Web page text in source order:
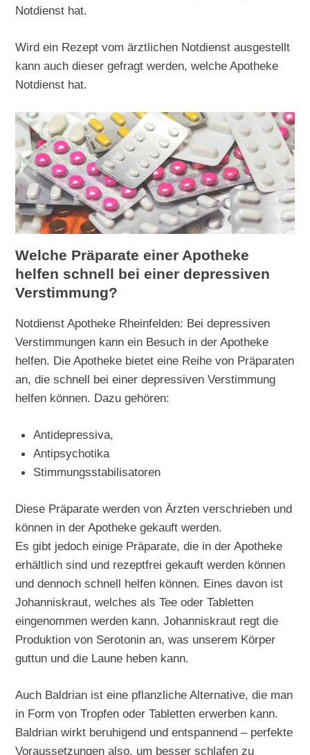
Notdienst hat.
Wird ein Rezept vom ärztlichen Notdienst ausgestellt
kann auch dieser gefragt werden, welche Apotheke
Notdienst hat.
Welche Präparate einer Apotheke
helfen schnell bei einer depressiven
Verstimmung?
Notdienst Apotheke Rheinfelden: Bei depressiven
Verstimmungen kann ein Besuch in der Apotheke
helfen. Die Apotheke bietet eine Reihe von Präparaten
an, die schnell bei einer depressiven Verstimmung
helfen können. Dazu gehören:
Antidepressiva,
Antipsychotika
Stimmungsstabilisatoren
Diese Präparate werden von Ärzten verschrieben und
können in der Apotheke gekauft werden.
Es gibt jedoch einige Präparate, die in der Apotheke
erhältlich sind und rezeptfrei gekauft werden können
und dennoch schnell helfen können. Eines davon ist
Johanniskraut, welches als Tee oder Tabletten
eingenommen werden kann. Johanniskraut regt die
Produktion von Serotonin an, was unserem Körper
guttun und die Laune heben kann.
Auch Baldrian ist eine pflanzliche Alternative, die man
in Form von Tropfen oder Tabletten erwerben kann.
Baldrian wirkt beruhigend und entspannend – perfekte
Voraussetzungen also, um besser schlafen zu